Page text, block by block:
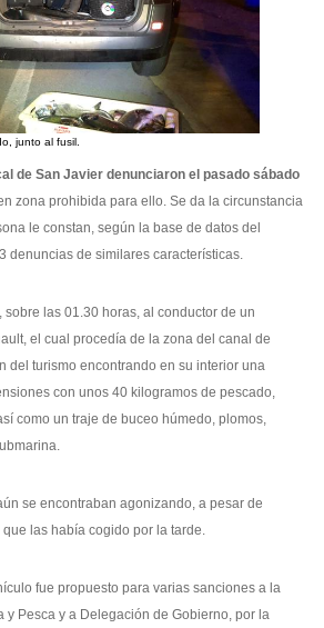
junto al fusil.
de San Javier denunciaron el pasado sábado
zona prohibida para ello. Se da la circunstancia
le constan, según la base de datos del
denuncias de similares características.
las 01.30 horas, al conductor de un
el cual procedía de la zona del canal de
del turismo encontrando en su interior una
con unos 40 kilogramos de pescado,
como un traje de buceo húmedo, plomos,
se encontraban agonizando, a pesar de
las había cogido por la tarde.
fue propuesto para varias sanciones a la
y Pesca y a Delegación de Gobierno, por la